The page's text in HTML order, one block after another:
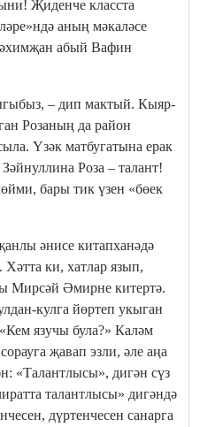
Җиденче класста
аның мәкаләсе
абый Вафин
– дип мактый. Кыяр-
Розаның да район
Үзәк матбугатына ерак
Роза – талант!
бары тик үзен «бөек
әнисе китапханәдә
ки, хатлар язып,
Мирсәй Әмирне китертә.
кулга йөртеп укыган
язучы була?» Каләм
җавап эзли, әле аңа
«Талантлысы», дигән сүз
талантлысы» дигәндә
дүртенчесен санарга